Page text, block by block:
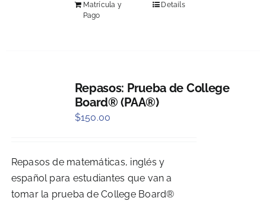
Matrícula y
Pago
Details
Repasos: Prueba de College
Board® (PAA®)
$150.00
Repasos de matemáticas, inglés y
español para estudiantes que van a
tomar la prueba de College Board®